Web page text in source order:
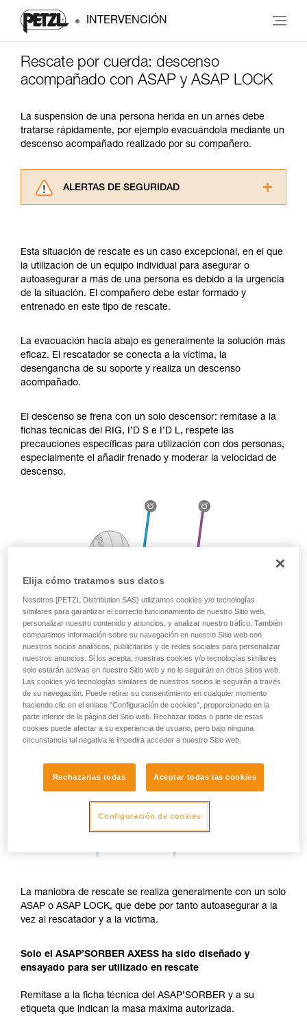
INTERVENCIÓN
Rescate por cuerda: descenso
acompañado con ASAP y ASAP LOCK
La suspensión de una persona herida en un arnés debe
tratarse rápidamente, por ejemplo evacuándola mediante un
descenso acompañado realizado por su compañero.
ALERTAS DE SEGURIDAD
información de la ficha técnica para poder
comprender este complemento informativo.
Dominar estas técnicas requiere una formación
y un entrenamiento específico. Confirme a
través de un profesional su capacidad para
seguridad, antes de ejecutarlas de forma
autónoma.
Damos ejemplos de técnicas relacionadas con
su actividad. Pueden existir otras que no
Esta situación de rescate es un caso excepcional, en el que
la utilización de un equipo individual para asegurar o
autoasegurar a más de una persona es debido a la urgencia
de la situación. El compañero debe estar formado y
entrenado en este tipo de rescate.
La evacuación hacia abajo es generalmente la solución más
eficaz. El rescatador se conecta a la víctima, la
desengancha de su soporte y realiza un descenso
acompañado.
El descenso se frena con un solo descensor: remítase a la
fichas técnicas del RIG, I’D S e I’D L, respete las
precauciones específicas para utilización con dos personas,
especialmente el añadir frenado y moderar la velocidad de
descenso.
La maniobra de rescate se realiza generalmente con un solo
ASAP o ASAP LOCK, que debe por tanto autoasegurar a la
vez al rescatador y a la víctima.
Solo el ASAP’SORBER AXESS ha sido diseñado y
ensayado para ser utilizado en rescate
Remítase a la ficha técnica del ASAP’SORBER y a su
etiqueta que indican la masa máxima autorizada.
Elija cómo tratamos sus datos
Nosotros [PETZL Distribution SAS) utilizamos cookies y/o tecnologías
similares para garantizar el correcto funcionamiento de nuestro Sitio web,
personalizar nuestro contenido y anuncios, y analizar nuestro tráfico. También
compartimos información sobre su navegación en nuestro Sitio web con
nuestros socios analíticos, publicitarios y de redes sociales para personalizar
nuestros anuncios. Si los acepta, nuestras cookies y/o tecnologías similares
solo estarán activas en nuestro Sitio web y no le seguirán en otros sitios web.
Las cookies y/o tecnologías similares de nuestros socios le seguirán a través
de su navegación. Puede retirar su consentimiento en cualquier momento
haciendo clic en el enlace "Configuración de cookies", proporcionado en la
parte inferior de la página del Sitio web. Rechazar todas o parte de estas
cookies puede afectar a su experiencia de usuario, pero bajo ninguna
circunstancia tal negativa le impedirá acceder a nuestro Sitio web.
Rechazarlas todas Aceptar todas las cookies
Configuración de cookies